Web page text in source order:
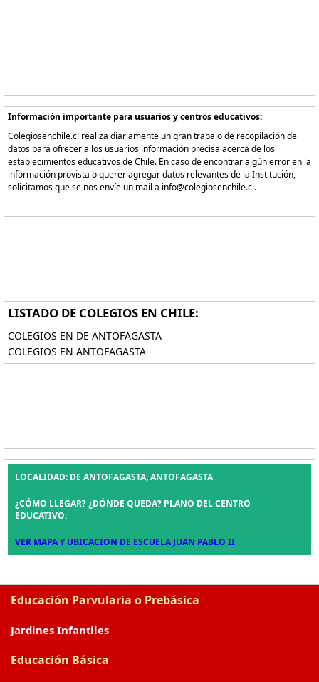
Información importante para usuarios y centros educativos:
Colegiosenchile.cl realiza diariamente un gran trabajo de recopilación de
datos para ofrecer a los usuarios información precisa acerca de los
establecimientos educativos de Chile. En caso de encontrar algún error en la
información provista o querer agregar datos relevantes de la Institución,
solicitamos que se nos envíe un mail a info@colegiosenchile.cl.
LISTADO DE COLEGIOS EN CHILE:
COLEGIOS EN DE ANTOFAGASTA
COLEGIOS EN ANTOFAGASTA
LOCALIDAD: DE ANTOFAGASTA, ANTOFAGASTA
¿CÓMO LLEGAR? ¿DÓNDE QUEDA? PLANO DEL CENTRO
EDUCATIVO:
VER MAPA Y UBICACION DE ESCUELA JUAN PABLO II
Educación Parvularia o Prebásica
Jardines Infantiles
Educación Básica